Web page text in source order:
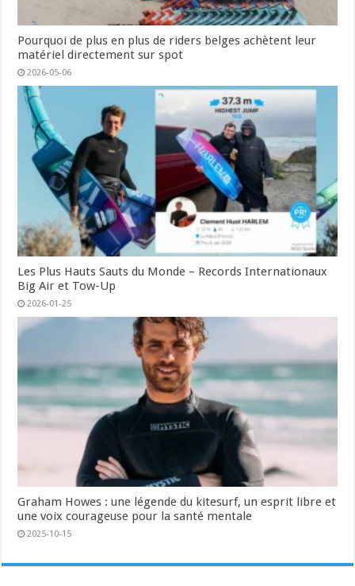
Pourquoi de plus en plus de riders belges achètent leur
matériel directement sur spot
2026-05-06
Les Plus Hauts Sauts du Monde – Records Internationaux
Big Air et Tow-Up
2026-01-25
Graham Howes : une légende du kitesurf, un esprit libre et
une voix courageuse pour la santé mentale
2025-10-15